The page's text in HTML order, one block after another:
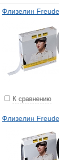
Флизелин
К сравнению
Флизелин